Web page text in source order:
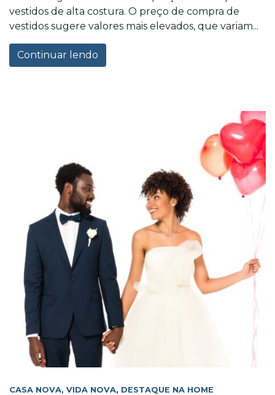
vestidos de alta costura. O preço de compra de
vestidos sugere valores mais elevados, que variam...
Continuar lendo
CASA NOVA, VIDA NOVA, DESTAQUE NA HOME